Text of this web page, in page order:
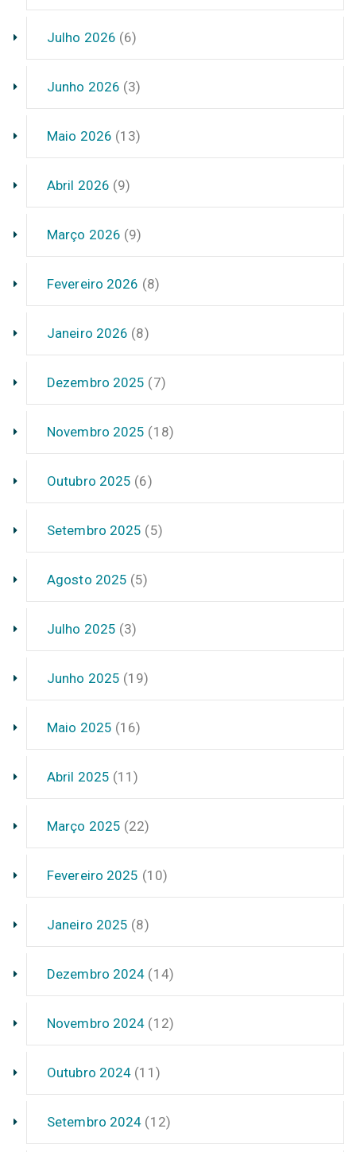
Julho 2026 (6)
Junho 2026 (3)
Maio 2026 (13)
Abril 2026 (9)
Março 2026 (9)
Fevereiro 2026 (8)
Janeiro 2026 (8)
Dezembro 2025 (7)
Novembro 2025 (18)
Outubro 2025 (6)
Setembro 2025 (5)
Agosto 2025 (5)
Julho 2025 (3)
Junho 2025 (19)
Maio 2025 (16)
Abril 2025 (11)
Março 2025 (22)
Fevereiro 2025 (10)
Janeiro 2025 (8)
Dezembro 2024 (14)
Novembro 2024 (12)
Outubro 2024 (11)
Setembro 2024 (12)